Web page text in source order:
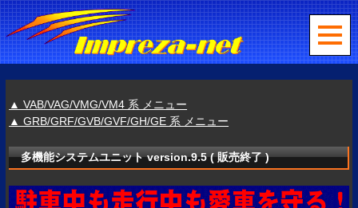
▲ VAB/VAG/VMG/VM4 系 メニュー
▲ GRB/GRF/GVB/GVF/GH/GE 系 メニュー
多機能システムユニット version.9.5 ( 販売終了 )